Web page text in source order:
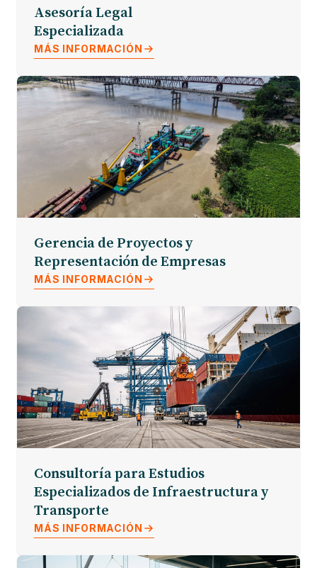
Asesoría Legal
Especializada
MÁS INFORMACIÓN
Gerencia de Proyectos y
Representación de Empresas
MÁS INFORMACIÓN
Consultoría para Estudios
Especializados de Infraestructura y
Transporte
MÁS INFORMACIÓN